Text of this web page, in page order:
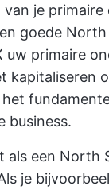
van je
goede
uw primaire
kapitaliseren
business.
als een North
je